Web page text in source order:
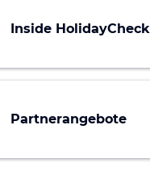
Inside HolidayCheck
Partnerangebote